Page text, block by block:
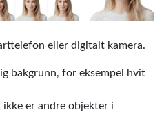
eller digitalt kamera.
bakgrunn, for eksempel hvit
ikke er andre objekter i